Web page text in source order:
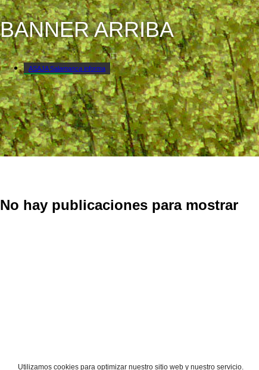
Utilizamos cookies para optimizar nuestro sitio web y nuestro servicio.
BANNER ARRIBA
ASAJA Salamanca informa
Banner arriba
Circulación de maquinaria
No hay publicaciones para mostrar